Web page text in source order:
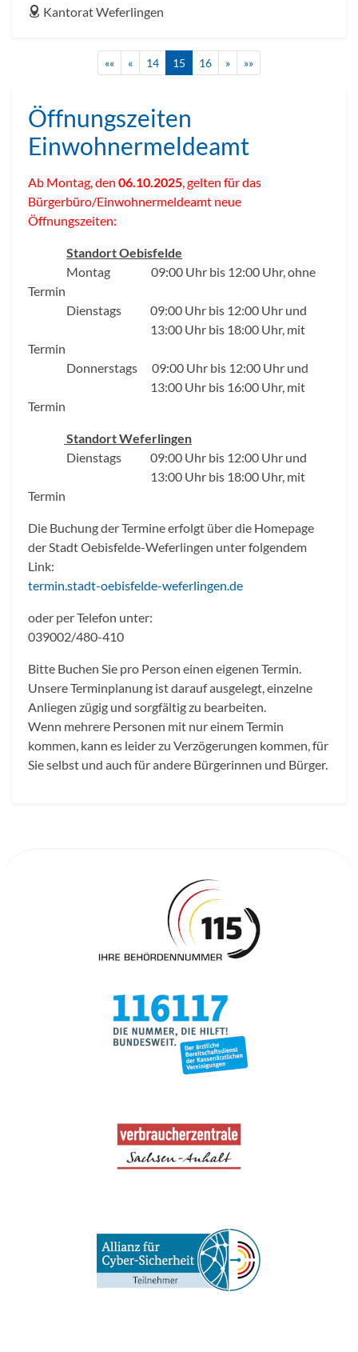
address
Kantorat Weferlingen
«« « 14 15 16 » »»
Öffnungszeiten
Einwohnermeldeamt
Ab Montag, den 06.10.2025, gelten für das
Bürgerbüro/Einwohnermeldeamt neue
Öffnungszeiten:
Standort Oebisfelde
Montag 09:00 Uhr bis 12:00 Uhr, ohne
Termin
Dienstags 09:00 Uhr bis 12:00 Uhr und
13:00 Uhr bis 18:00 Uhr, mit
Termin
Donnerstags 09:00 Uhr bis 12:00 Uhr und
13:00 Uhr bis 16:00 Uhr, mit
Termin
Standort Weferlingen
Dienstags 09:00 Uhr bis 12:00 Uhr und
13:00 Uhr bis 18:00 Uhr, mit
Termin
Die Buchung der Termine erfolgt über die Homepage
der Stadt Oebisfelde-Weferlingen unter folgendem
Link:
termin.stadt-oebisfelde-weferlingen.de
oder per Telefon unter:
039002/480-410
Bitte Buchen Sie pro Person einen eigenen Termin.
Unsere Terminplanung ist darauf ausgelegt, einzelne
Anliegen zügig und sorgfältig zu bearbeiten.
Wenn mehrere Personen mit nur einem Termin
kommen, kann es leider zu Verzögerungen kommen, für
Sie selbst und auch für andere Bürgerinnen und Bürger.